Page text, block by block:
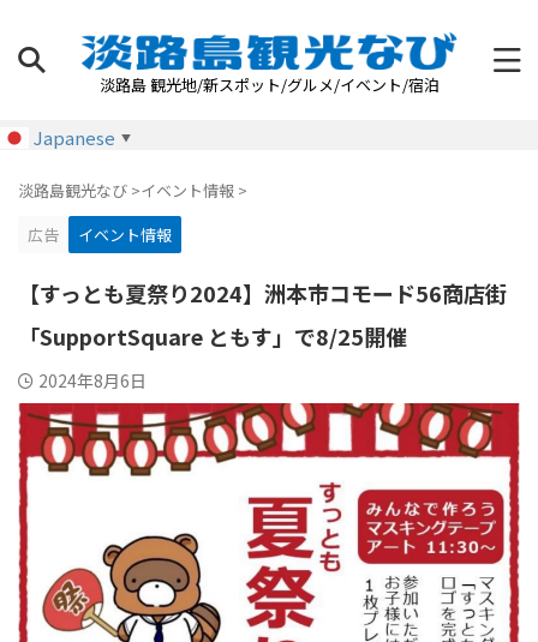
淡路島 観光地/新スポット/グルメ/イベント/宿泊
Japanese ▼
淡路島観光なび >イベント情報 >
広告
イベント情報
【すっとも夏祭り2024】洲本市コモード56商店街
「SupportSquare ともす」で8/25開催
2024年8月6日